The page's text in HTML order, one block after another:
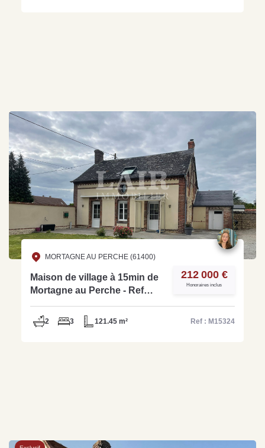
MORTAGNE AU PERCHE (61400)
Maison de village à 15min de
Mortagne au Perche - Ref
M15324
212 000 €
Honoraires inclus
2 3 121.45 m² Ref : M15324